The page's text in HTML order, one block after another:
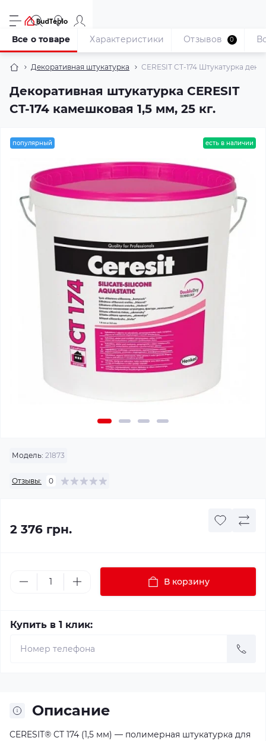
Декоративная штукатурка CERESIT CT-174 Штукатурка
Декоративная штукатурка CERESIT
CT-174 камешковая 1,5 мм, 25 кг.
Все о товаре Характеристики Отзывов 0
популярный есть в наличии
Модель: 21873
Отзывы: 0
2 376 грн.
В корзину
Купить в 1 клик:
Описание
CERESIT® CT 174 (1,5 мм) — полимерная штукатурка для